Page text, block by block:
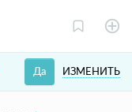
ИЗМЕНИТЬ
Да